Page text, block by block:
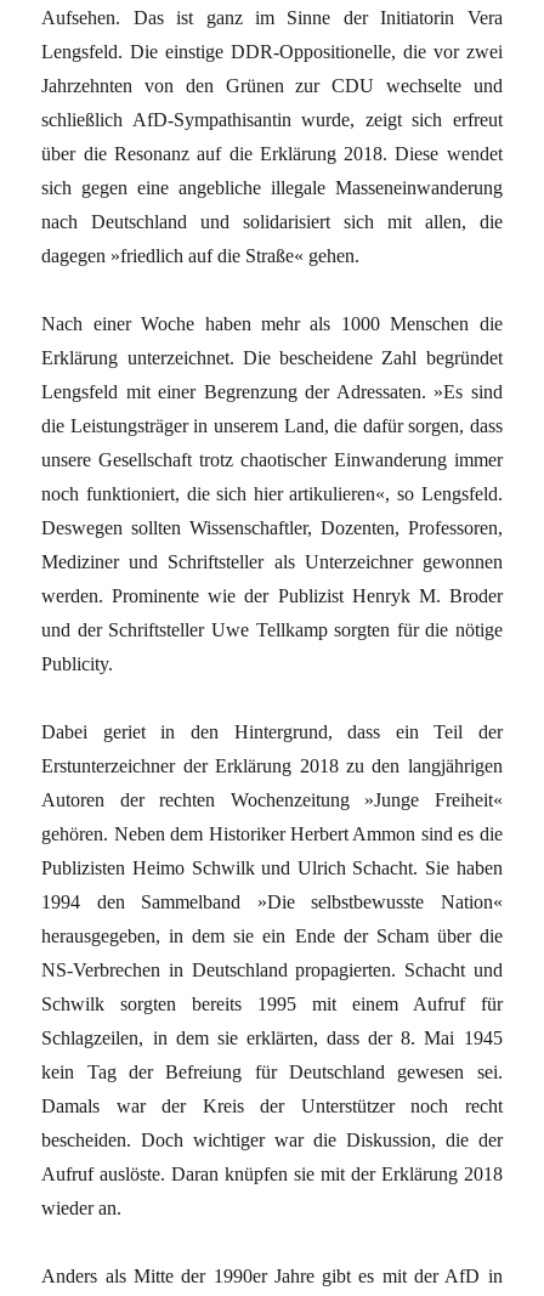
Aufsehen. Das ist ganz im Sinne der Initiatorin Vera
Lengsfeld. Die einstige DDR-Oppositionelle, die vor zwei
Jahrzehnten von den Grünen zur CDU wechselte und
schließlich AfD-Sympathisantin wurde, zeigt sich erfreut
über die Resonanz auf die Erklärung 2018. Diese wendet
sich gegen eine angebliche illegale Masseneinwanderung
nach Deutschland und solidarisiert sich mit allen, die
dagegen »friedlich auf die Straße« gehen.
Nach einer Woche haben mehr als 1000 Menschen die
Erklärung unterzeichnet. Die bescheidene Zahl begründet
Lengsfeld mit einer Begrenzung der Adressaten. »Es sind
die Leistungsträger in unserem Land, die dafür sorgen, dass
unsere Gesellschaft trotz chaotischer Einwanderung immer
noch funktioniert, die sich hier artikulieren«, so Lengsfeld.
Deswegen sollten Wissenschaftler, Dozenten, Professoren,
Mediziner und Schriftsteller als Unterzeichner gewonnen
werden. Prominente wie der Publizist Henryk M. Broder
und der Schriftsteller Uwe Tellkamp sorgten für die nötige
Publicity.
Dabei geriet in den Hintergrund, dass ein Teil der
Erstunterzeichner der Erklärung 2018 zu den langjährigen
Autoren der rechten Wochenzeitung »Junge Freiheit«
gehören. Neben dem Historiker Herbert Ammon sind es die
Publizisten Heimo Schwilk und Ulrich Schacht. Sie haben
1994 den Sammelband »Die selbstbewusste Nation«
herausgegeben, in dem sie ein Ende der Scham über die
NS-Verbrechen in Deutschland propagierten. Schacht und
Schwilk sorgten bereits 1995 mit einem Aufruf für
Schlagzeilen, in dem sie erklärten, dass der 8. Mai 1945
kein Tag der Befreiung für Deutschland gewesen sei.
Damals war der Kreis der Unterstützer noch recht
bescheiden. Doch wichtiger war die Diskussion, die der
Aufruf auslöste. Daran knüpfen sie mit der Erklärung 2018
wieder an.
Anders als Mitte der 1990er Jahre gibt es mit der AfD in